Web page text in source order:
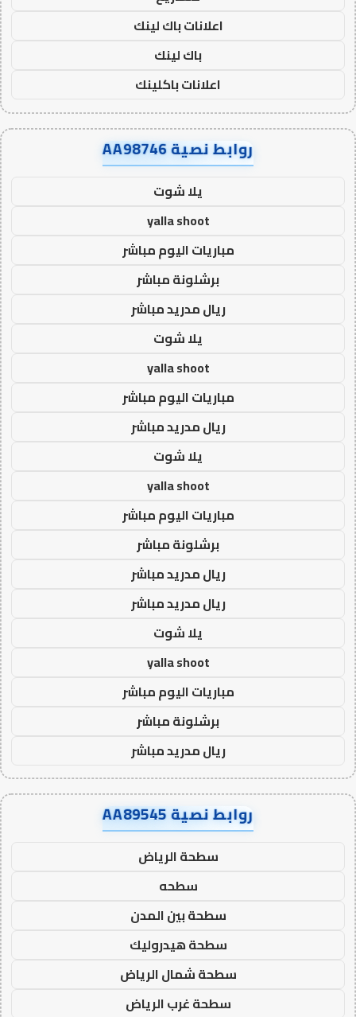
اعلانات باك لينك
باك لينك
اعلانات باكلينك
روابط نصية AA98746
يلا شوت
yalla shoot
مباريات اليوم مباشر
برشلونة مباشر
ريال مدريد مباشر
يلا شوت
yalla shoot
مباريات اليوم مباشر
ريال مدريد مباشر
يلا شوت
yalla shoot
مباريات اليوم مباشر
برشلونة مباشر
ريال مدريد مباشر
ريال مدريد مباشر
يلا شوت
yalla shoot
مباريات اليوم مباشر
برشلونة مباشر
ريال مدريد مباشر
روابط نصية AA89545
سطحة الرياض
سطحه
سطحة بين المدن
سطحة هيدروليك
سطحة شمال الرياض
سطحة غرب الرياض